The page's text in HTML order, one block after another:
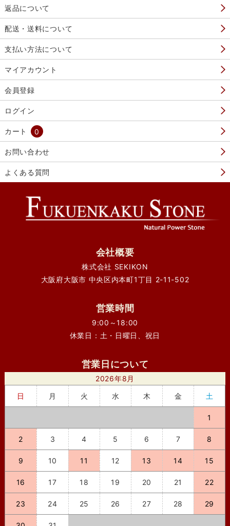
返品について
配送・送料について
支払い方法について
マイアカウント
会員登録
ログイン
カート 0
お問い合わせ
よくある質問
会社概要
株式会社 SEKIKON
大阪府大阪市 中央区内本町1丁目 2-11-502
営業時間
9:00～18:00
休業日：土・日曜日、祝日
営業日について
2026年8月
日
月 火 水 木 金 土
1
2 3 4 5 6 7 8
9 10 11 12 13 14 15
16 17 18 19 20 21 22
23 24 25 26 27 28 29